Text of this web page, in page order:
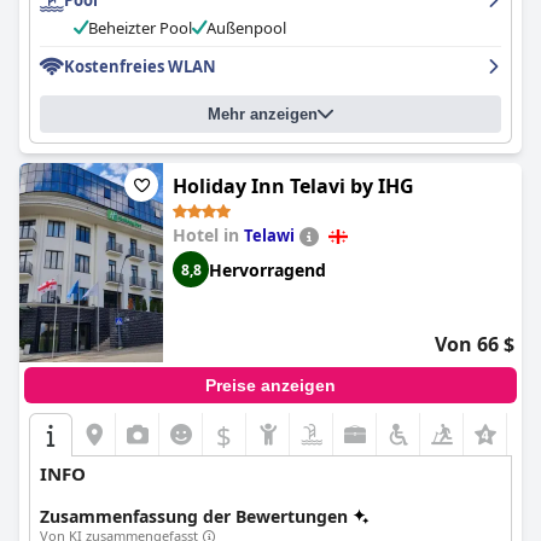
Beheizter Pool
Außenpool
Kostenfreies WLAN
Mehr anzeigen
Holiday Inn Telavi by IHG
Hotel in Telawi
8,8 Hervorragend
Von 66 $
Preise anzeigen
$
INFO
Zusammenfassung der Bewertungen
Von KI zusammengefasst